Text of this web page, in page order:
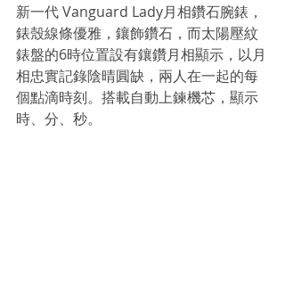
新一代 Vanguard Lady月相鑽石腕錶，
錶殼線條優雅，鑲飾鑽石，而太陽壓紋
錶盤的6時位置設有鑲鑽月相顯示，以月
相忠實記錄陰晴圓缺，兩人在一起的每
個點滴時刻。搭載自動上鍊機芯，顯示
時、分、秒。